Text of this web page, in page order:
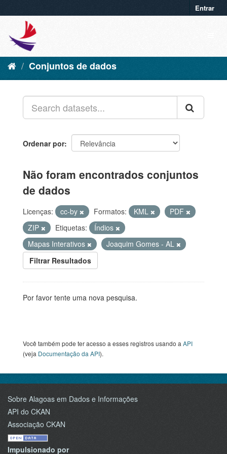
Entrar
Conjuntos de dados
Ordenar por
Não foram encontrados conjuntos
de dados
Licenças: cc-by Formatos: KML
PDF
ZIP
Etiquetas:
Índios
Mapas Interativos
Joaquim Gomes - AL
Filtrar Resultados
Por favor tente uma nova pesquisa.
Você também pode ter acesso a esses registros usando a API
(veja Documentação da API).
Sobre Alagoas em Dados e Informações
API do CKAN
Associação CKAN
Impulsionado por